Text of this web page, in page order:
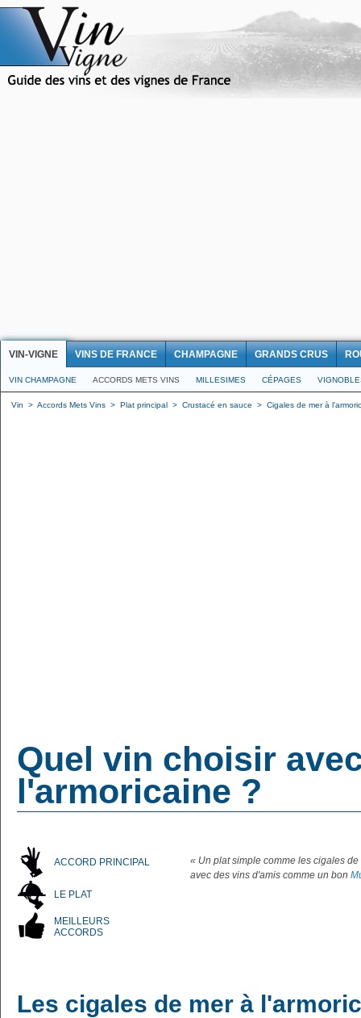
VIN-VIGNE VINS DE FRANCE CHAMPAGNE GRANDS CRUS
VIN CHAMPAGNE ACCORDS METS VINS MILLESIMES CÉPAGES
Vin > Accords Mets Vins > Plat principal > Crustacé en sauce > Cigales de mer à
Quel vin choisir
l'armoricaine ?
ACCORD PRINCIPAL
LE PLAT
MEILLEURS
ACCORDS
« Un plat simple comme les cigales
avec des vins d'amis comme un bon
Les cigales de mer à